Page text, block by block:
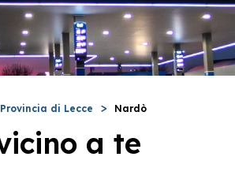
Provincia di Lecce Nardò
a te